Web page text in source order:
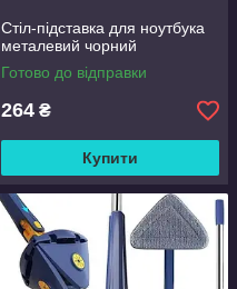
Стіл-підставка для ноутбука
металевий чорний
Готово до відправки
264 ₴
Купити